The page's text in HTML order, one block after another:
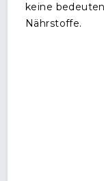
keine
Nährstoffe.